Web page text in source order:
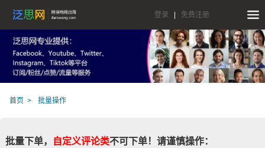
登录 免费注册
首页 批量操作
批量下单， 自定义评论类不可下单！请谨慎操作：